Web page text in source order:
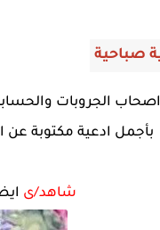
صباحية
الجروبات
بأجمل ادعية مكتوبة عن
شاهد/ى